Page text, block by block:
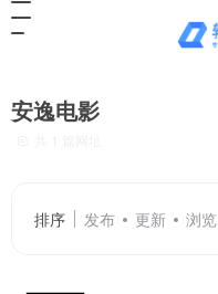
安逸电影
排序 发布 更新 浏览